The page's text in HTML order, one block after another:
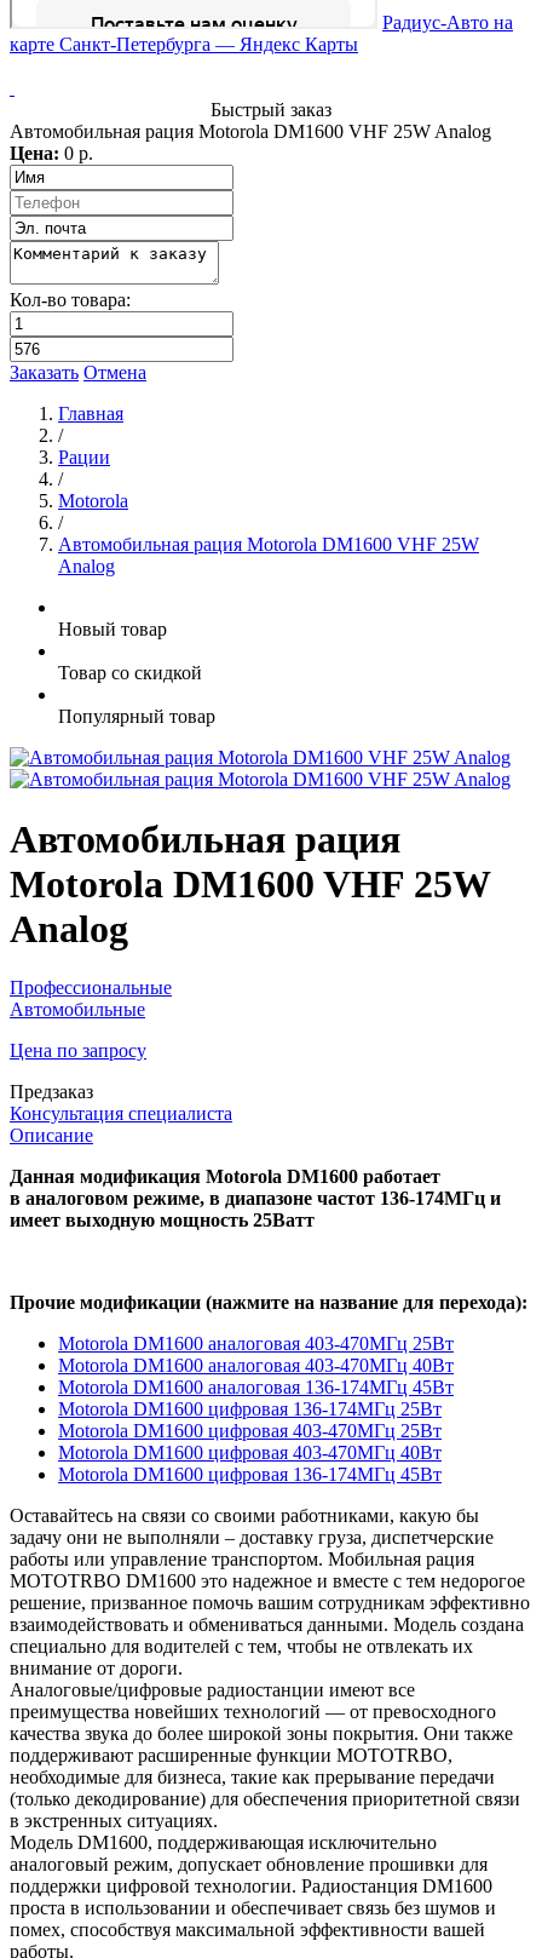
Радиус-Авто на
карте Санкт‑Петербурга — Яндекс Карты
Быстрый заказ
Автомобильная рация Motorola DM1600 VHF 25W Analog
Цена: 0 р.
Кол-во товара:
Заказать Отмена
Главная
/
Рации
/
Motorola
/
Автомобильная рация Motorola DM1600 VHF 25W
Analog
Новый товар
Товар со скидкой
Популярный товар
Автомобильная рация
Motorola DM1600 VHF 25W
Analog
Профессиональные
Автомобильные
Цена по запросу
Предзаказ
Консультация специалиста
Описание
Данная модификация Motorola DM1600 работает
в аналоговом режиме, в диапазоне частот 136-174МГц и
имеет выходную мощность 25Ватт
Прочие модификации (нажмите на название для перехода):
Motorola DM1600 аналоговая 403-470МГц 25Вт
Motorola DM1600 аналоговая 403-470МГц 40Вт
Motorola DM1600 аналоговая 136-174МГц 45Вт
Motorola DM1600 цифровая 136-174МГц 25Вт
Motorola DM1600 цифровая 403-470МГц 25Вт
Motorola DM1600 цифровая 403-470МГц 40Вт
Motorola DM1600 цифровая 136-174МГц 45Вт
Оставайтесь на связи со своими работниками, какую бы
задачу они не выполняли – доставку груза, диспетчерские
работы или управление транспортом. Мобильная рация
MOTOTRBO DM1600 это надежное и вместе с тем недорогое
решение, призванное помочь вашим сотрудникам эффективно
взаимодействовать и обмениваться данными. Модель создана
специально для водителей с тем, чтобы не отвлекать их
внимание от дороги.
Аналоговые/цифровые радиостанции имеют все
преимущества новейших технологий — от превосходного
качества звука до более широкой зоны покрытия. Они также
поддерживают расширенные функции MOTOTRBO,
необходимые для бизнеса, такие как прерывание передачи
(только декодирование) для обеспечения приоритетной связи
в экстренных ситуациях.
Модель DM1600, поддерживающая исключительно
аналоговый режим, допускает обновление прошивки для
поддержки цифровой технологии. Радиостанция DM1600
проста в использовании и обеспечивает связь без шумов и
помех, способствуя максимальной эффективности вашей
работы.